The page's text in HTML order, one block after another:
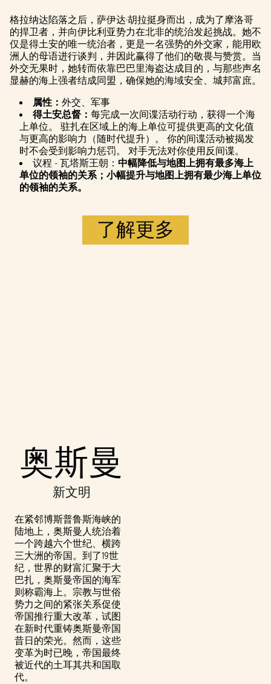
即意味着你
同意YouTube
的隐私政策
以及将数据
传输至 Google
服务器。
格拉纳达陷落之后，萨伊达·胡拉挺身而出，成为了摩洛哥
的捍卫者，并向伊比利亚势力在北非的统治发起挑战。她不
仅是得土安的唯一统治者，更是一名强势的外交家，能用欧
洲人的母语进行谈判，并因此赢得了他们的敬畏与赞赏。当
外交无果时，她转而依靠巴巴里海盗达成目的，与那些声名
显赫的海上强者结成同盟，确保她的海域安全、城邦富庶。
属性： 外交、军事
得土安总督： 每完成一次间谍活动行动，获得一个海
上单位。 驻扎在区域上的海上单位可提供更高的文化值
与更高的影响力（随时代提升）。 你的间谍活动被揭发
时不会受到影响力惩罚。 对手无法对你使用反间谍。
议程 - 瓦塔斯王朝： 中幅降低与地图上拥有最多海上
单位的领袖的关系；小幅提升与地图上拥有最少海上单位
的领袖的关系。
了解更多
Accept
& Play
点击播放，
即意味着你
同意YouTube
的隐私政策
以及将数据
传输至 Google
服务器。
奥斯曼
新文明
在紧邻博斯普鲁斯海峡的
陆地上，奥斯曼人统治着
一个跨越六个世纪、横跨
三大洲的帝国。到了19世
纪，世界的财富汇聚于大
巴扎，奥斯曼帝国的海军
则称霸海上。宗教与世俗
势力之间的紧张关系促使
帝国推行重大改革，试图
在新时代重铸奥斯曼帝国
昔日的荣光。然而，这些
变革为时已晚，帝国最终
被近代的土耳其共和国取
代。